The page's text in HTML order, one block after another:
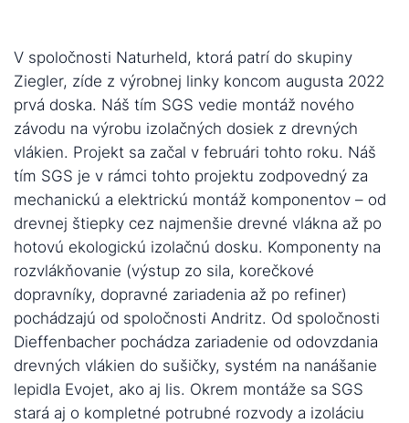
V spoločnosti Naturheld, ktorá patrí do skupiny
Ziegler, zíde z výrobnej linky koncom augusta 2022
prvá doska. Náš tím SGS vedie montáž nového
závodu na výrobu izolačných dosiek z drevných
vlákien. Projekt sa začal v februári tohto roku. Náš
tím SGS je v rámci tohto projektu zodpovedný za
mechanickú a elektrickú montáž komponentov – od
drevnej štiepky cez najmenšie drevné vlákna až po
hotovú ekologickú izolačnú dosku. Komponenty na
rozvlákňovanie (výstup zo sila, korečkové
dopravníky, dopravné zariadenia až po refiner)
pochádzajú od spoločnosti Andritz. Od spoločnosti
Dieffenbacher pochádza zariadenie od odovzdania
drevných vlákien do sušičky, systém na nanášanie
lepidla Evojet, ako aj lis. Okrem montáže sa SGS
stará aj o kompletné potrubné rozvody a izoláciu